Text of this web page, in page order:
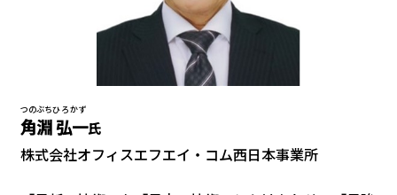
角淵
つのぶち
弘一
ひろかず
氏
株式会社オフィスエフエイ・コム⻄⽇本事業所